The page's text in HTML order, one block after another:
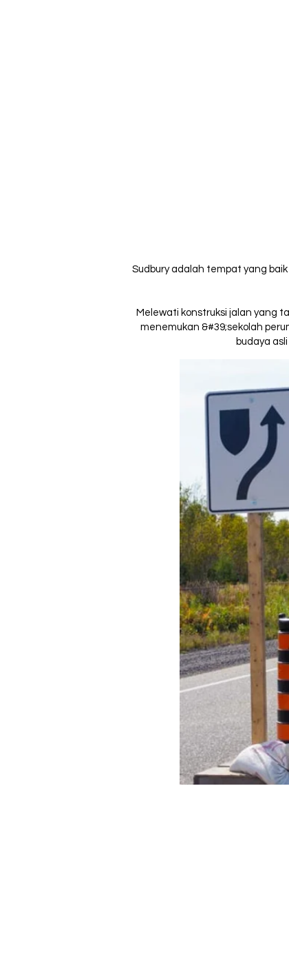
Sudbury adalah tempat yang
Melewati konstruksi jalan yang
menemukan &#39;sekolah
budaya